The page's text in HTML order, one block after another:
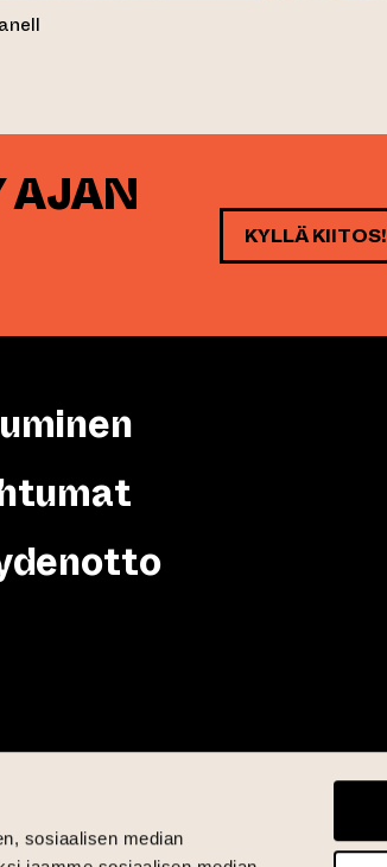
sosiaalisen median
AJAN
KYLLÄ KIITOS!